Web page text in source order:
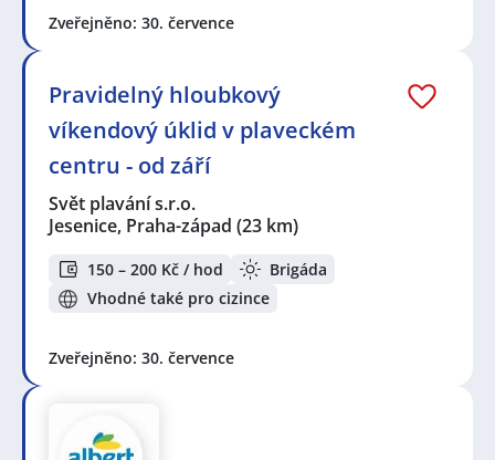
Zveřejněno: 30. července
Pravidelný hloubkový
víkendový úklid v plaveckém
centru - od září
Svět plavání s.r.o.
Jesenice, Praha-západ (23 km)
150 – 200 Kč / hod
Brigáda
Vhodné také pro cizince
Zveřejněno: 30. července